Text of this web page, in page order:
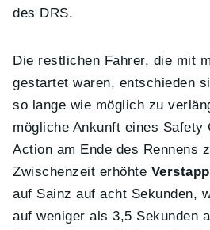
des DRS.
Die restlichen Fahrer, die mit
gestartet waren, entschieden
so lange wie möglich zu
mögliche Ankunft eines Safety
Action am Ende des Rennens
Zwischenzeit erhöhte
auf Sainz auf acht Sekunden,
auf weniger als 3,5 Sekunden